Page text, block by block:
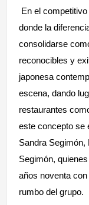
En el
donde la
consolidarse
reconocibles y
japonesa
escena, dando
restaurantes
este concepto se
Sandra Segimón,
Segimón,
años noventa
rumbo del grupo.